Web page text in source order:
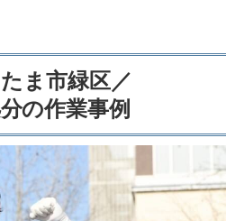
ま市緑区／
の作業事例